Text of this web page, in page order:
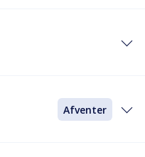
Afventer